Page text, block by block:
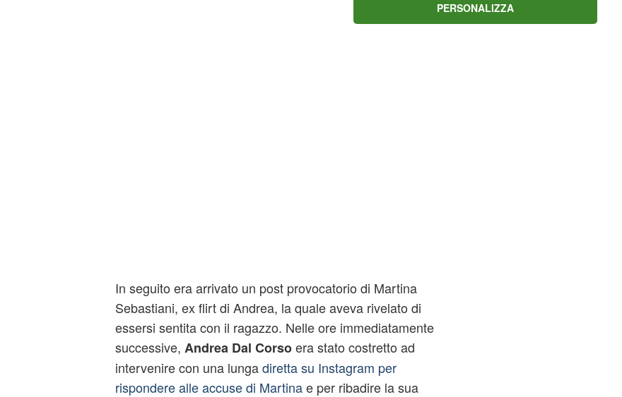
In seguito era arrivato un post provocatorio di Martina
Sebastiani, ex flirt di Andrea, la quale aveva rivelato di
essersi sentita con il ragazzo. Nelle ore immediatamente
successive, Andrea Dal Corsoera stato costretto ad
intervenire con una lungadiretta su Instagram per
rispondere alle accuse di Martinae per ribadire la sua
PERSONALIZZA